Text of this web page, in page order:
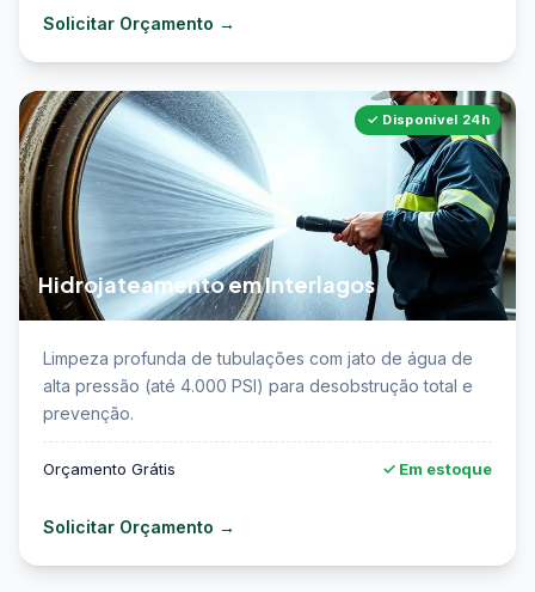
Solicitar Orçamento →
Hidrojateamento em Interlagos
em Interlagos →
✓ Disponível 24h
Limpeza profunda de tubulações com jato de água de
alta pressão (até 4.000 PSI) para desobstrução total e
prevenção.
Orçamento Grátis ✓ Em estoque
Solicitar Orçamento →